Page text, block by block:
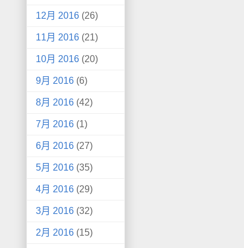
12月 2016 (26)
11月 2016 (21)
10月 2016 (20)
9月 2016 (6)
8月 2016 (42)
7月 2016 (1)
6月 2016 (27)
5月 2016 (35)
4月 2016 (29)
3月 2016 (32)
2月 2016 (15)